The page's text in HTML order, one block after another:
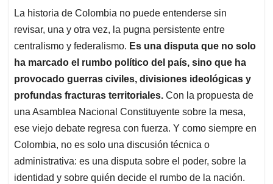
s
A
p
p
b
o
o
k
e
d
I
n
l
a
d
s
La historia de Colombia no puede entenderse sin
revisar, una y otra vez, la pugna persistente entre
centralismo y federalismo. Es una disputa que no solo
ha marcado el rumbo político del país, sino que ha
provocado guerras civiles, divisiones ideológicas y
profundas fracturas territoriales. Con la propuesta de
una Asamblea Nacional Constituyente sobre la mesa,
ese viejo debate regresa con fuerza. Y como siempre en
Colombia, no es solo una discusión técnica o
administrativa: es una disputa sobre el poder, sobre la
identidad y sobre quién decide el rumbo de la nación.